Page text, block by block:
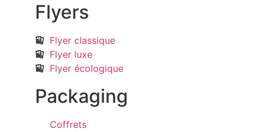
Flyers
Flyer classique
Flyer luxe
Flyer écologique
Packaging
Coffrets